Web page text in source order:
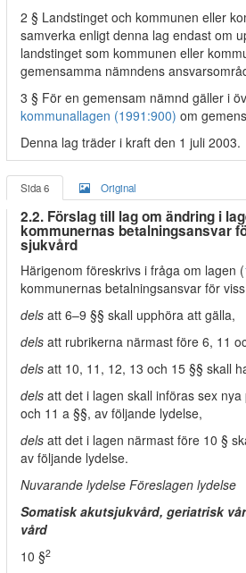
2 § Landstinget och kommunen eller
samverka enligt denna lag endast om
landstinget som kommunen eller
gemensamma nämndens
3 § För en gemensam nämnd gäller i
kommunallagen (1991:900) om
Denna lag träder i kraft den 1 juli 2003.
Sida 6 Original
2.2. Förslag till lag om ändring i
kommunernas betalningsansvar
sjukvård
Härigenom föreskrivs i fråga om lagen (
kommunernas betalningsansvar för
dels att 6–9 §§ skall upphöra att gälla,
dels att rubrikerna närmast före 6, 11
dels att 10, 11, 12, 13 och 15 §§ skall
dels att det i lagen skall införas sex
och 11 a §§, av följande lydelse,
dels att det i lagen närmast före 10 §
av följande lydelse.
Nuvarande lydelse Föreslagen lydelse
Somatisk akutsjukvård, geriatrisk
vård
10 §2